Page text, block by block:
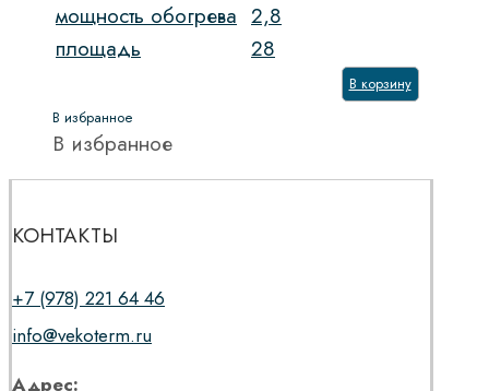
мощность обогрева 2,8
площадь
28
В корзину
В избранное
В избранное
КОНТАКТЫ
+7 (978) 221 64 46
info@vekoterm.ru
Адрес: